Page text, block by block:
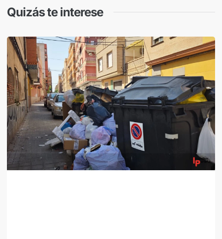
Quizás te interese